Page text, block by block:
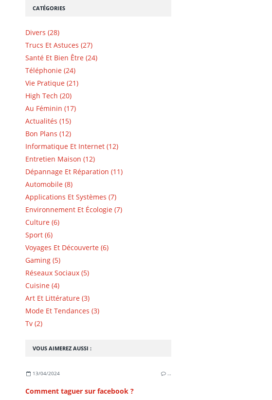
VOUS AIMEREZ AUSSI :
13/04/2024 …
Comment taguer sur facebook ?
CATÉGORIES
Divers (28)
Trucs Et Astuces (27)
Santé Et Bien Être (24)
Téléphonie (24)
Vie Pratique (21)
High Tech (20)
Au Féminin (17)
Actualités (15)
Bon Plans (12)
Informatique Et Internet (12)
Entretien Maison (12)
Dépannage Et Réparation (11)
Automobile (8)
Applications Et Systèmes (7)
Environnement Et Écologie (7)
Culture (6)
Sport (6)
Voyages Et Découverte (6)
Gaming (5)
Réseaux Sociaux (5)
Cuisine (4)
Art Et Littérature (3)
Mode Et Tendances (3)
Tv (2)